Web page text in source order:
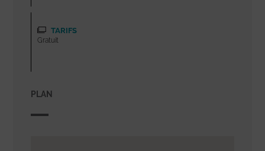
TARIFS
Gratuit
PLAN